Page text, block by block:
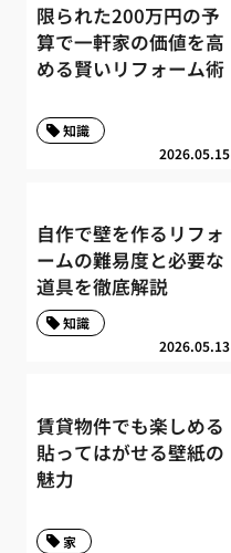
限られた200万円の予
算で一軒家の価値を高
める賢いリフォーム術
2026.05.15
知識
自作で壁を作るリフォ
ームの難易度と必要な
道具を徹底解説
2026.05.13
知識
賃貸物件でも楽しめる
貼ってはがせる壁紙の
魅力
家